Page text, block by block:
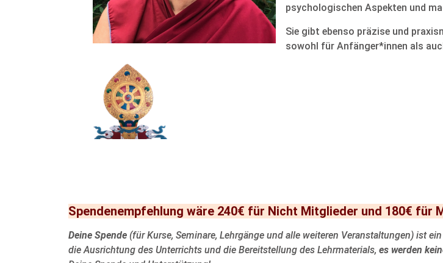
psychologischen Aspekten und
Sie gibt ebenso präzise und
sowohl für Anfänger*innen als
Spendenempfehlung wäre 240€ für Nicht Mitglieder und 180€ für
Deine Spende (für Kurse, Seminare, Lehrgänge und alle weiteren Veranstaltungen) ist
die Ausrichtung des Unterrichts und die Bereitstellung des Lehrmaterials, es werden